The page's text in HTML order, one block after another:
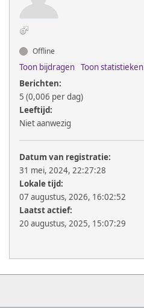
Offline
Toon bijdragen Toon statistieken
Berichten:
5 (0,006 per dag)
Leeftijd:
Niet aanwezig
Datum van registratie:
31 mei, 2024, 22:27:28
Lokale tijd:
07 augustus, 2026, 16:02:52
Laatst actief:
20 augustus, 2025, 15:07:29